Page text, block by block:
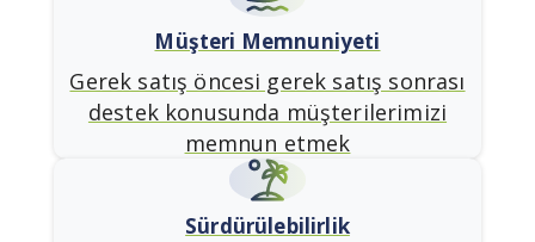
Müşteri Memnuniyeti
Gerek satış öncesi gerek satış sonrası
destek konusunda müşterilerimizi
memnun etmek
Sürdürülebilirlik